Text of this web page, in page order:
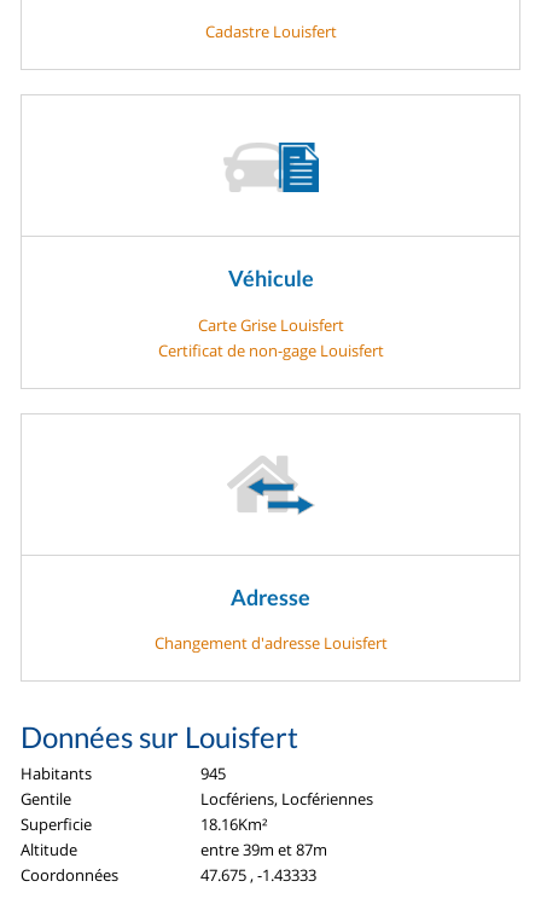
Cadastre Louisfert
Véhicule
Carte Grise Louisfert
Certificat de non-gage Louisfert
Adresse
Changement d'adresse Louisfert
Données sur Louisfert
Habitants
945
Gentile
Locfériens, Locfériennes
Superficie
18.16Km²
Altitude
entre 39m et 87m
Coordonnées
47.675 , -1.43333